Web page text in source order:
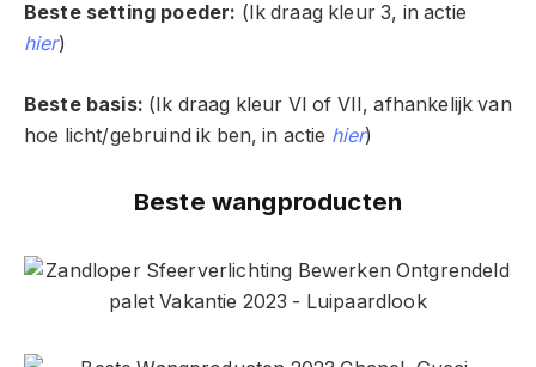
Beste setting poeder: (Ik draag kleur 3, in actie
hier)
Beste basis: (Ik draag kleur VI of VII, afhankelijk van
hoe licht/gebruind ik ben, in actie hier)
Beste wangproducten